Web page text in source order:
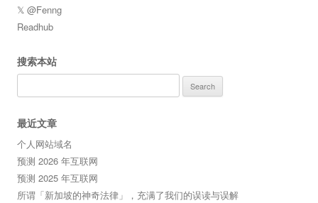
𝕏 @Fenng
Readhub
搜索本站
for:
最近文章
个人网站域名
预测 2026 年互联网
预测 2025 年互联网
所谓「新加坡的神奇法律」，充满了我们的误读与误解